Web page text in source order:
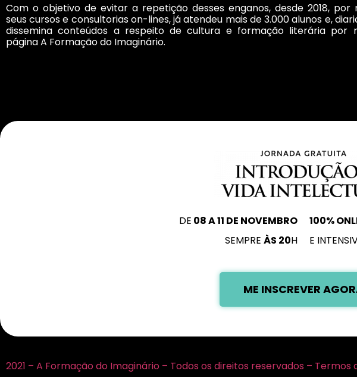
Com o objetivo de evitar a repetição desses enganos, desde 2018, por
seus cursos e consultorias on-lines, já atendeu mais de 3.000 alunos e,
dissemina conteúdos a respeito de cultura e formação literária por
página A Formação do Imaginário.
DE 08 A 11 DE NOVEMBRO
SEMPRE ÀS 20H
100%
E
ME INSCREVER
2021 – A Formação do Imaginário – Todos os direitos reservados – Termos